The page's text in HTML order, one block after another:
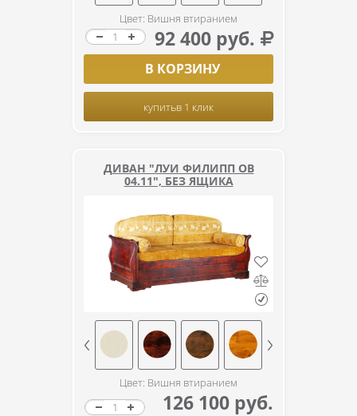
Цвет: Вишня втиранием
92 400 руб.
В КОРЗИНУ
купитьв 1 клик
ДИВАН "ЛУИ ФИЛИПП ОВ
04.11", БЕЗ ЯЩИКА
Цвет: Вишня втиранием
126 100 руб.